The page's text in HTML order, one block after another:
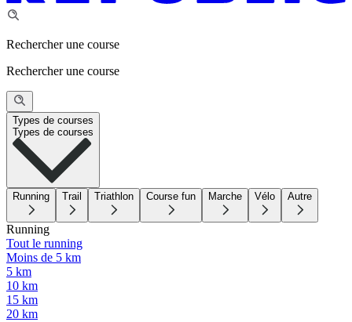
Rechercher une course
Rechercher une course
Types de courses
Types de courses
Running Trail Triathlon Course fun Marche Vélo Autre
Running
Tout le running
Moins de 5 km
5 km
10 km
15 km
20 km